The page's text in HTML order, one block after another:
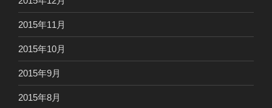
2015年11月
2015年10月
2015年9月
2015年8月